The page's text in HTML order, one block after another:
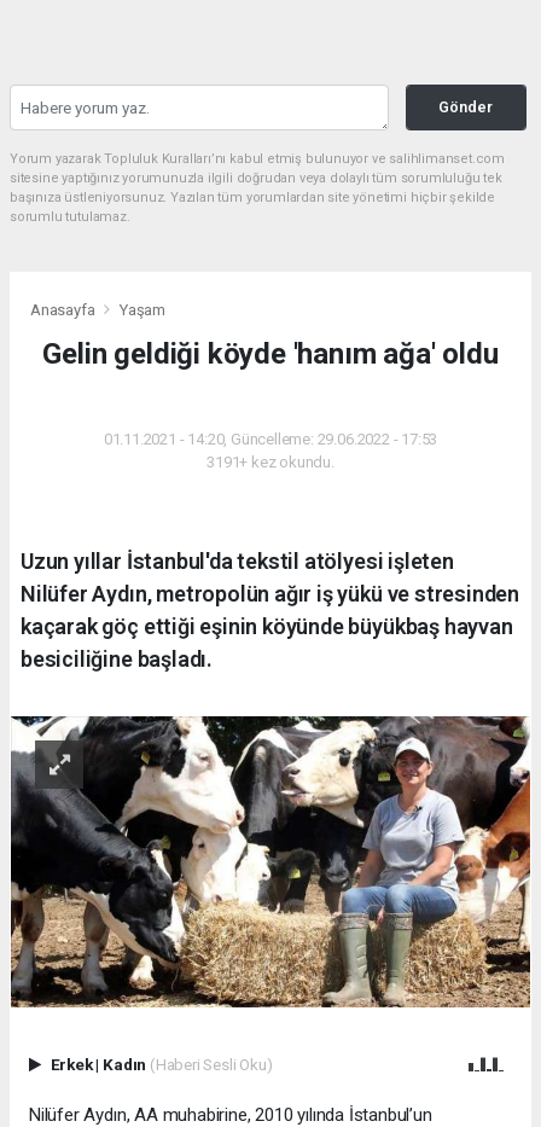
Gönder
Yorum yazarak Topluluk Kuralları’nı kabul etmiş bulunuyor ve salihlimanset.com
sitesine yaptığınız yorumunuzla ilgili doğrudan veya dolaylı tüm sorumluluğu tek
başınıza üstleniyorsunuz. Yazılan tüm yorumlardan site yönetimi hiçbir şekilde
sorumlu tutulamaz.
Anasayfa Yaşam
Gelin geldiği köyde 'hanım ağa' oldu
01.11.2021 - 14:20, Güncelleme: 29.06.2022 - 17:53
3191+ kez okundu.
Uzun yıllar İstanbul'da tekstil atölyesi işleten
Nilüfer Aydın, metropolün ağır iş yükü ve stresinden
kaçarak göç ettiği eşinin köyünde büyükbaş hayvan
besiciliğine başladı.
Erkek| Kadın (Haberi Sesli Oku)
Nilüfer Aydın, AA muhabirine, 2010 yılında İstanbul’un